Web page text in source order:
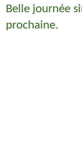
Belle journée
prochaine.